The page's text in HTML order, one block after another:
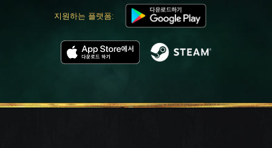
지원하는 플랫폼: